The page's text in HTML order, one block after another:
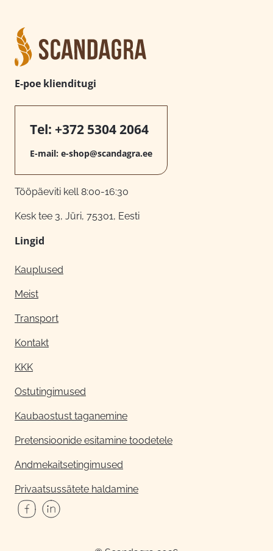
E-poe klienditugi
Tel: +372 5304 2064
E-mail: e-shop@scandagra.ee
Tööpäeviti kell 8:00-16:30
Kesk tee 3, Jüri, 75301, Eesti
Lingid
Kauplused
Meist
Transport
Kontakt
KKK
Ostutingimused
Kaubaostust taganemine
Pretensioonide esitamine toodetele
Andmekaitsetingimused
Privaatsussätete haldamine